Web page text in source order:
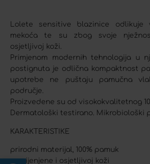
Lolete sensitive blazinice odlikuje
mekoća te su zbog svoje
osjetljivoj koži.
Primjenom modernih tehnologija u
postignuta je odlična kompaktnost
upotrebe ne puštaju pamučna
područje.
Proizvedene su od visokokvalitetnog
Dermatološki testirano. Mikrobiološki
KARAKTERISTIKE
prirodni materijal, 100% pamuk
namijenjene i osjetljivoj koži